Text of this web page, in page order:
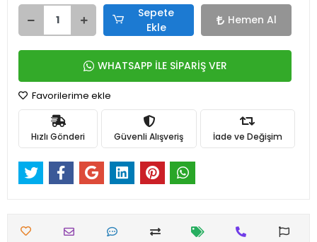
Sepete
Ekle
Hemen Al
WHATSAPP İLE SİPARİŞ VER
Favorilerime ekle
Hızlı Gönderi Güvenli Alışveriş İade ve Değişim